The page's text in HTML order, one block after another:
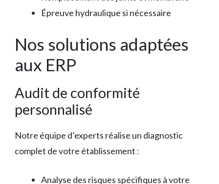
Épreuve hydraulique si nécessaire
Nos solutions adaptées
aux ERP
Audit de conformité
personnalisé
Notre équipe d’experts réalise un diagnostic
complet de votre établissement :
Analyse des risques spécifiques à votre